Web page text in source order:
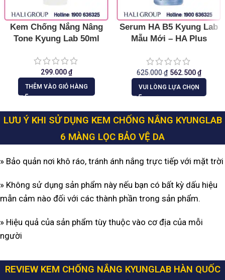
Kem Chống Nắng Nâng
Tone Kyung Lab 50ml
299.000₫
THÊM VÀO GIỎ HÀNG
Serum HA B5 Kyung Lab
Mẫu Mới – HA Plus
625.000₫ 562.500₫
VUI LÒNG LỰA CHỌN
LƯU Ý KHI SỬ DỤNG KEM CHỐNG NẮNG KYUNGLAB
6 MÀNG LỌC BẢO VỆ DA
» Bảo quản nơi khô ráo, tránh ánh nắng trực tiếp với mặt trời
» Không sử dụng sản phẩm này nếu bạn có bất kỳ dấu hiệu
mẫn cảm nào đối với các thành phần trong sản phẩm.
» Hiệu quả của sản phẩm tùy thuộc vào cơ địa của mỗi
người
REVIEW KEM CHỐNG NẮNG KYUNGLAB HÀN QUỐC